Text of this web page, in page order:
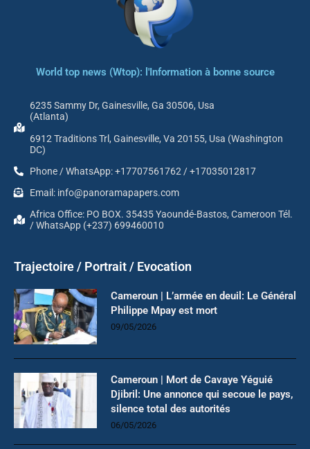
World top news (Wtop): l'Information à bonne source
6235 Sammy Dr, Gainesville, Ga 30506, Usa
(Atlanta)
6912 Traditions Trl, Gainesville, Va 20155, Usa (Washington
DC)
Phone / WhatsApp: +17707561762 / +17035012817
Email: info@panoramapapers.com
Africa Office: PO BOX. 35435 Yaoundé-Bastos, Cameroon Tél.
/ WhatsApp (+237) 699460010
Trajectoire / Portrait / Evocation
Cameroun | L’armée en deuil: Le Général
Philippe Mpay est mort
09/05/2026
Cameroun | Mort de Cavaye Yéguié
Djibril: Une annonce qui secoue le pays,
silence total des autorités
06/05/2026